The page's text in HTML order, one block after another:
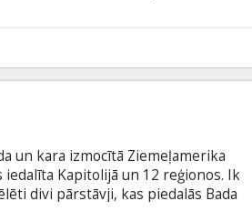
prezidents Snovs (aktieris Donald
ar atjautību izcīnītā uzvara
un kara izmocītā Ziemeļamerika
iedalīta Kapitolijā un 12 reģionos. Ik
divi pārstāvji, kas piedalās Bada